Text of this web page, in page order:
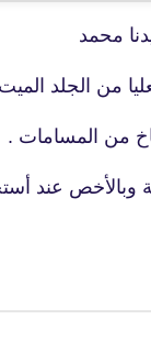
محمد
من الجلد
من المسامات .
وبالأخص عند